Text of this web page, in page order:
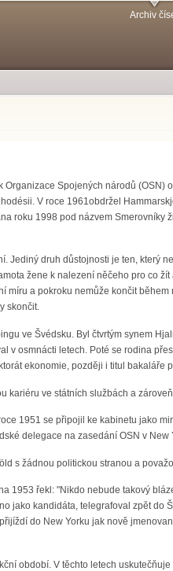
Archiv
Spojených národů (OSN)
V roce 1961obdržel
roku 1998 pod názvem Smerovníky
druh důstojnosti je ten, který
žene k nalezení něčeho pro co
a pokroku nemůže končit
skončit.
ve Švédsku. Byl čtvrtým synem
osmnácti letech. Poté se rodina
ekonomie, později i titul bakaláře
ve státních službách a
1951 se připojil ke kabinetu jako
delegace na zasedání OSN v New
s žádnou politickou stranou a
1953 řekl: "Nikdo nebude takový
jako kandidáta, telegrafoval zpět do
do New Yorku jak nově
období. V těchto letech